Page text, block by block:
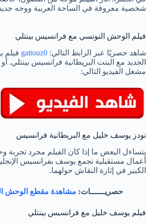
شخصية معروفة في الساحة العربية ووجه
فيلم الوحش التونسي مع فرانسيس بينتلي
شاهد حصريًا عبر الرابط التالي: gattouz0 فيلم
الجديد مع البنت البريطانية فرانسيس بينتلي.
مشغل الفيديو التالي:
نودز يوسف خليل مع البريطانية فرانسيس
يتساءل البعض ما إذا كان الفيلم مجرد تجربة
أعمال مستقبلية تجمع يوسف بفرانسيس
الكبير في إثارة النقاش حولهما.
حصريــــــات: مشاهدة مقطع الوحش
فيلم يوسف خليل مع فرانسيس بينتلي